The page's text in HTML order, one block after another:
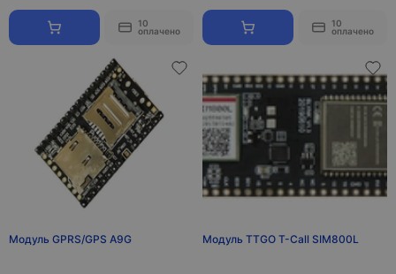
10
оплачено
10
оплачено
Модуль GPRS/GPS A9G Модуль TTGO T-Call SIM800L